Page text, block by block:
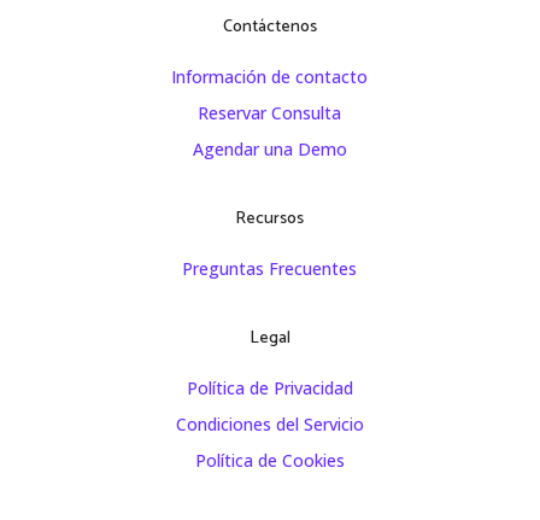
Contáctenos
Información de contacto
Reservar Consulta
Agendar una Demo
Recursos
Preguntas Frecuentes
Legal
Política de Privacidad
Condiciones del Servicio
Política de Cookies